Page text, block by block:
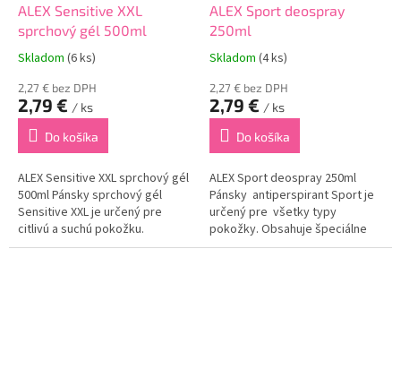
ALEX Sensitive XXL
sprchový gél 500ml
Skladom (6 ks)
2,27 € bez DPH
2,79 € / ks
Do košíka
ALEX Sensitive XXL sprchový gél
500ml Pánsky sprchový gél
Sensitive XXL je určený pre
citlivú a suchú pokožku.
Obsahuje Aloe vera, vďaka
ALEX Sport deospray
250ml
Skladom (4 ks)
2,27 € bez DPH
2,79 € / ks
Do košíka
ALEX Sport deospray 250ml
Pánsky antiperspirant Sport je
určený pre všetky typy
pokožky. Obsahuje špeciálne
zloženie, ktoré sa aktivuje